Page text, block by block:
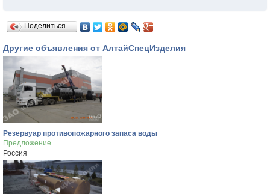
Поделиться…
Другие объявления от АлтайСпецИзделия
Резервуар противопожарного запаса воды
Предложение
Россия